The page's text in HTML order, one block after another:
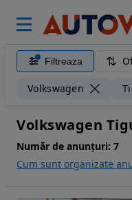
Filtreaza
Volkswagen
Volkswagen
Număr de anunțuri: 7
Cum sunt organizate